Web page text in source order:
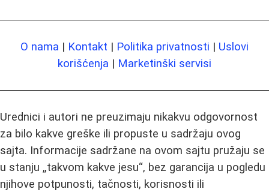
O nama | Kontakt | Politika privatnosti | Uslovi
korišćenja | Marketinški servisi
Urednici i autori ne preuzimaju nikakvu odgovornost
za bilo kakve greške ili propuste u sadržaju ovog
sajta. Informacije sadržane na ovom sajtu pružaju se
u stanju „takvom kakve jesu“, bez garancija u pogledu
njihove potpunosti, tačnosti, korisnosti ili